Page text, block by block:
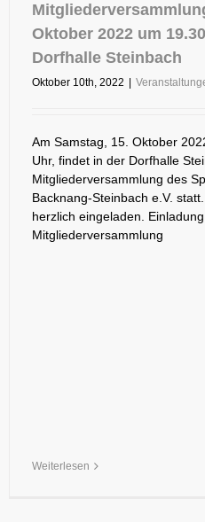
Oktober 2022 um
Dorfhalle Steinbach
Oktober 10th, 2022
Am Samstag, 15. Oktober
Uhr, findet in der Dorfhalle
Mitgliederversammlung des
Backnang-Steinbach e.V.
herzlich eingeladen. Einladung
Mitgliederversammlung
Weiterlesen